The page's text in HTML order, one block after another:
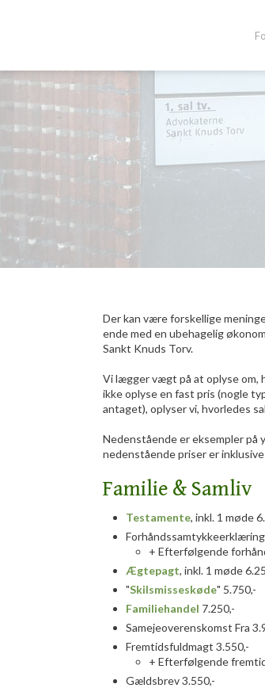
Der kan være forskellige
ende med en ubehagelig
Sankt Knuds Torv.
Vi lægger vægt på at oplyse om,
ikke oplyse en fast pris (nogle
antaget), oplyser vi, hvorledes
Nedenstående er eksempler på
nedenstående priser er inklusive
Familie & Samliv
Testamente, inkl. 1 møde
+ Efterfølgende
Ægtepagt, inkl. 1 møde
"Skilsmisseskøde" 5.750,-
Familiehandel ​ 7.250,-
Samejeoverenskomst Fra
Fremtidsfuldmagt 3.550,-
+ Efterfølgende
Gældsbrev 3.550,-